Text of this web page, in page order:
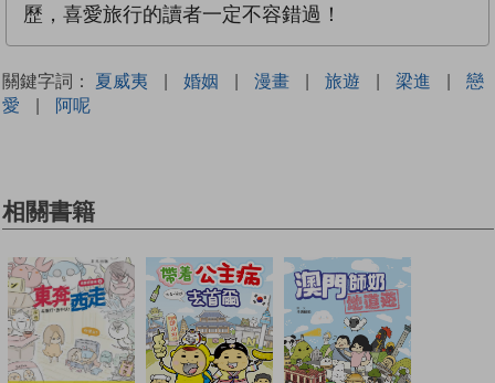
歷，喜愛旅行的讀者一定不容錯過！
關鍵字詞： 夏威夷 | 婚姻 | 漫畫 | 旅遊 | 梁進 |
戀
愛
| 阿呢
相關書籍